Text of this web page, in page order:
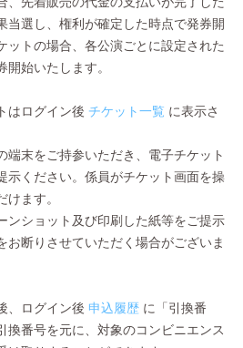
当選し、権利が確定した時点で発券開
ットの場合、各公演ごとに設定された
始いたします。
はログイン後 チケット一覧 に表示さ
端末をご持参いただき、電子チケット
示ください。係員がチケット画面を操
ます。
ンショット及び印刷した紙等をご提示
お断りさせていただく場合がございま
、ログイン後 申込履歴 に「引換番
換番号を元に、対象のコンビニエンス